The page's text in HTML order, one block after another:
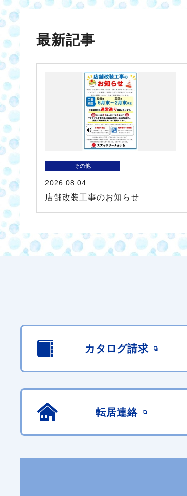
最新記事
その他
2026.08.04
店舗改装工事のお知らせ
カタログ請求
転居連絡